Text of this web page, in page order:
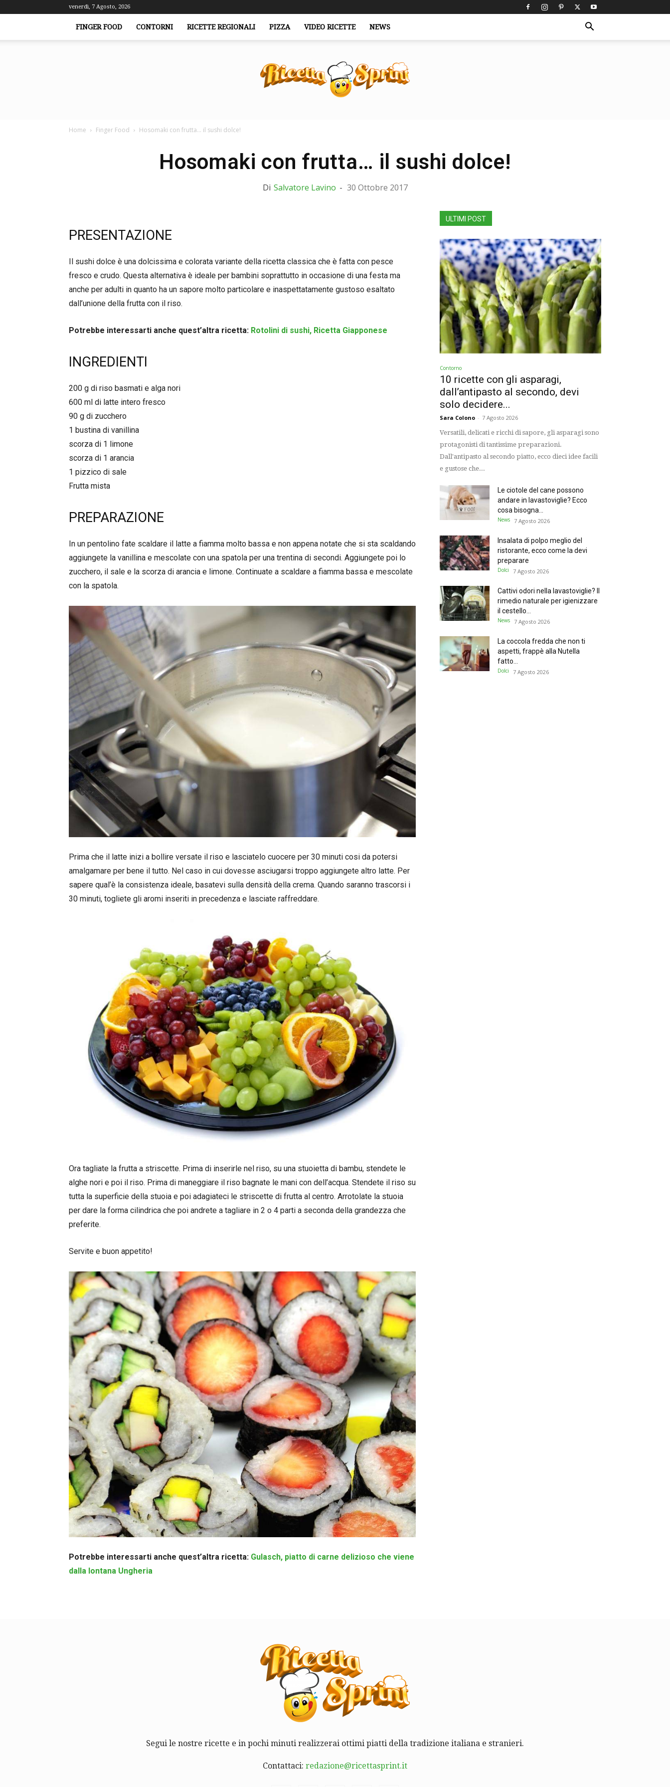
venerdì, 7 Agosto, 2026
FINGER FOOD CONTORNI RICETTE REGIONALI PIZZA VIDEO RICETTE NEWS
Home Finger Food Hosomaki con frutta… il sushi dolce!
Hosomaki con frutta… il sushi dolce!
Di Salvatore Lavino - 30 Ottobre 2017
PRESENTAZIONE
Il sushi dolce è una dolcissima e colorata variante della ricetta classica che è fatta con pesce
fresco e crudo. Questa alternativa è ideale per bambini soprattutto in occasione di una festa ma
anche per adulti in quanto ha un sapore molto particolare e inaspettatamente gustoso esaltato
dall’unione della frutta con il riso.
Potrebbe interessarti anche quest’altra ricetta: Rotolini di sushi, Ricetta Giapponese
INGREDIENTI
200 g di riso basmati e alga nori
600 ml di latte intero fresco
90 g di zucchero
1 bustina di vanillina
scorza di 1 limone
scorza di 1 arancia
1 pizzico di sale
Frutta mista
PREPARAZIONE
In un pentolino fate scaldare il latte a fiamma molto bassa e non appena notate che si sta scaldando
aggiungete la vanillina e mescolate con una spatola per una trentina di secondi. Aggiungete poi lo
zucchero, il sale e la scorza di arancia e limone. Continuate a scaldare a fiamma bassa e mescolate
con la spatola.
Prima che il latte inizi a bollire versate il riso e lasciatelo cuocere per 30 minuti cosi da potersi
amalgamare per bene il tutto. Nel caso in cui dovesse asciugarsi troppo aggiungete altro latte. Per
sapere qual’è la consistenza ideale, basatevi sulla densità della crema. Quando saranno trascorsi i
30 minuti, togliete gli aromi inseriti in precedenza e lasciate raffreddare.
Ora tagliate la frutta a striscette. Prima di inserirle nel riso, su una stuoietta di bambu, stendete le
alghe nori e poi il riso. Prima di maneggiare il riso bagnate le mani con dell’acqua. Stendete il riso su
tutta la superficie della stuoia e poi adagiateci le striscette di frutta al centro. Arrotolate la stuoia
per dare la forma cilindrica che poi andrete a tagliare in 2 o 4 parti a seconda della grandezza che
preferite.
Servite e buon appetito!
Potrebbe interessarti anche quest’altra ricetta: Gulasch, piatto di carne delizioso che viene
dalla lontana Ungheria
ULTIMI POST
Contorno
10 ricette con gli asparagi,
dall’antipasto al secondo, devi
solo decidere...
Sara Colono - 7 Agosto 2026
Versatili, delicati e ricchi di sapore, gli asparagi sono
protagonisti di tantissime preparazioni.
Dall'antipasto al secondo piatto, ecco dieci idee facili
e gustose che...
Le ciotole del cane possono
andare in lavastoviglie? Ecco
cosa bisogna...
News 7 Agosto 2026
Insalata di polpo meglio del
ristorante, ecco come la devi
preparare
Dolci 7 Agosto 2026
Cattivi odori nella lavastoviglie? Il
rimedio naturale per igienizzare
il cestello...
News 7 Agosto 2026
La coccola fredda che non ti
aspetti, frappè alla Nutella
fatto...
Dolci 7 Agosto 2026
Segui le nostre ricette e in pochi minuti realizzerai ottimi piatti della tradizione italiana e stranieri.
Contattaci: redazione@ricettasprint.it